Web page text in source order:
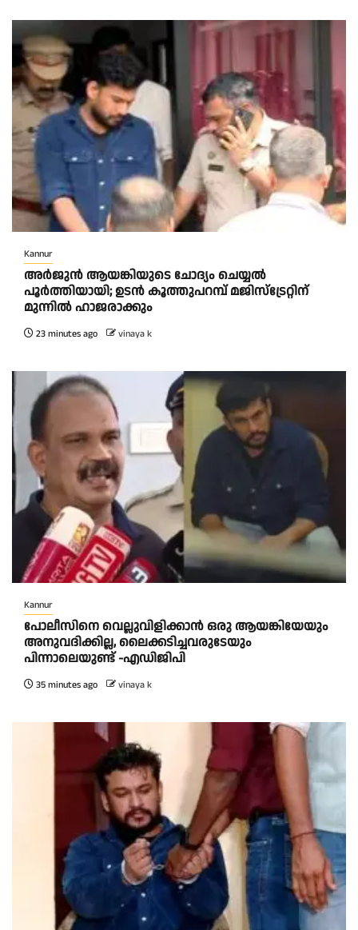
Kannur
അര്‍ജുന്‍ ആയങ്കിയുടെ ചോദ്യം ചെയ്യല്‍
പൂര്‍ത്തിയായി; ഉടന്‍ കൂത്തുപറമ്പ് മജിസ്ട്രേറ്റിന്
മുന്നില്‍ ഹാജരാക്കും
23 minutes ago vinaya k
Kannur
പോലീസിനെ വെല്ലുവിളിക്കാൻ ഒരു ആയങ്കിയേയും
അനുവദിക്കില്ല, ലൈക്കടിച്ചവരുടേയും
പിന്നാലെയുണ്ട് -എഡിജിപി
35 minutes ago vinaya k